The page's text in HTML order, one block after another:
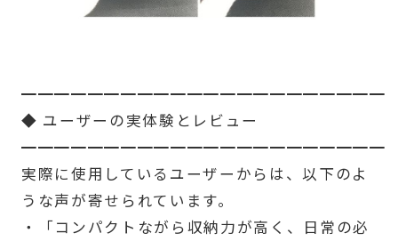
━━━━━━━━━━━━━━━━━━━━━━
◆ ユーザーの実体験とレビュー
━━━━━━━━━━━━━━━━━━━━━━
実際に使用しているユーザーからは、以下のよ
うな声が寄せられています。
・「コンパクトながら収納力が高く、日常の必